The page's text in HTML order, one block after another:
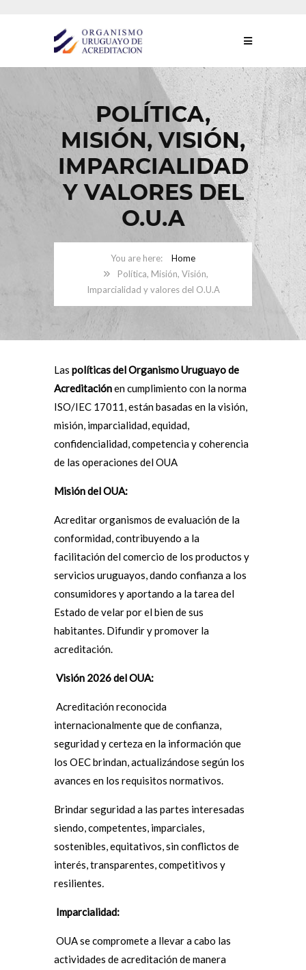
POLÍTICA,
MISIÓN, VISIÓN,
IMPARCIALIDAD
Y VALORES DEL
O.U.A
Home
Política, Misión, Visión,
Imparcialidad y valores del O.U.A
Las políticas del Organismo Uruguayo de
Acreditaciónen cumplimiento con la norma
ISO/IEC 17011, están basadas en la visión,
misión, imparcialidad, equidad,
confidencialidad, competencia y coherencia
de las operaciones del OUA
Misión del OUA:
Acreditar organismos de evaluación de la
conformidad, contribuyendo a la
facilitación del comercio de los productos y
servicios uruguayos, dando confianza a los
consumidores y aportando a la tarea del
Estado de velar por el bien de sus
habitantes. Difundir y promover la
acreditación.
Visión 2026 del OUA:
Acreditación reconocida
internacionalmente que de confianza,
seguridad y certeza en la información que
los OEC brindan, actualizándose según los
avances en los requisitos normativos.
Brindar seguridad a las partes interesadas
siendo, competentes, imparciales,
sostenibles, equitativos, sin conflictos de
interés, transparentes, competitivos y
resilientes.
Imparcialidad:
OUA se compromete a llevar a cabo las
actividades de acreditación de manera